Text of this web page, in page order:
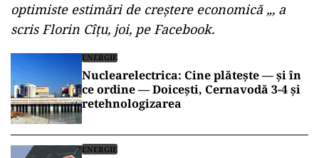
optimiste estimări de creştere economică „, a
scris Florin Cîţu, joi, pe Facebook.
ENERGIE
Nuclearelectrica: Cine plătește — și în
ce ordine — Doicești, Cernavodă 3-4 și
retehnologizarea
ENERGIE